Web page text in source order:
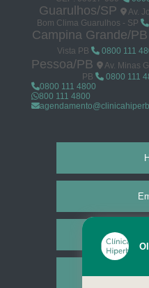
Guarulhos/SP
Av.
Bom Clima Guarulhos - SP
Campina Grande/PB
Vista PB
0800 111
Pessoa/PB
Av. Minas
PB
0800 111
0800 111 4800
800 111 4800